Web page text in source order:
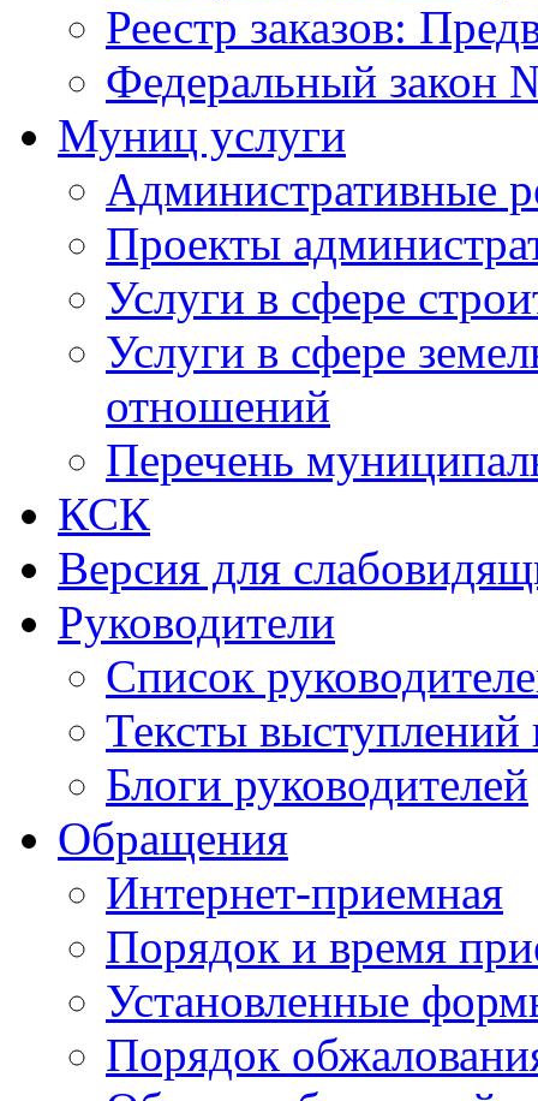
Реестр заказов:
Федеральный закон
Муниц услуги
Административные
Проекты
Услуги в сфере
Услуги в сфере
отношений
Перечень
КСК
Версия для
Руководители
Список
Тексты выступлений
Блоги руководителей
Обращения
Интернет-приемная
Порядок и время
Установленные
Порядок